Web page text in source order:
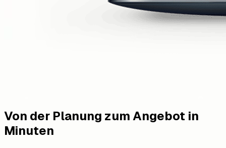
Von der Planung zum Angebot in
Minuten